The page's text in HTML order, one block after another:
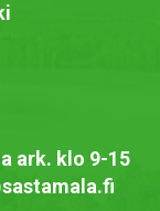
ark. klo 9-15